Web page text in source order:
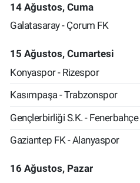
14 Ağustos, Cuma
Galatasaray - Çorum FK
15 Ağustos, Cumartesi
Konyaspor - Rizespor
Kasımpaşa - Trabzonspor
Gençlerbirliği S.K. - Fenerbahçe
Gaziantep FK - Alanyaspor
16 Ağustos, Pazar